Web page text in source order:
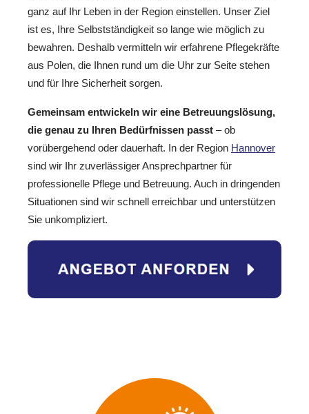
ganz auf Ihr Leben in der Region einstellen. Unser Ziel
ist es, Ihre Selbstständigkeit so lange wie möglich zu
bewahren. Deshalb vermitteln wir erfahrene Pflegekräfte
aus Polen, die Ihnen rund um die Uhr zur Seite stehen
und für Ihre Sicherheit sorgen.
Gemeinsam entwickeln wir eine Betreuungslösung,
die genau zu Ihren Bedürfnissen passt – ob
vorübergehend oder dauerhaft. In der Region Hannover
sind wir Ihr zuverlässiger Ansprechpartner für
professionelle Pflege und Betreuung. Auch in dringenden
Situationen sind wir schnell erreichbar und unterstützen
Sie unkompliziert.